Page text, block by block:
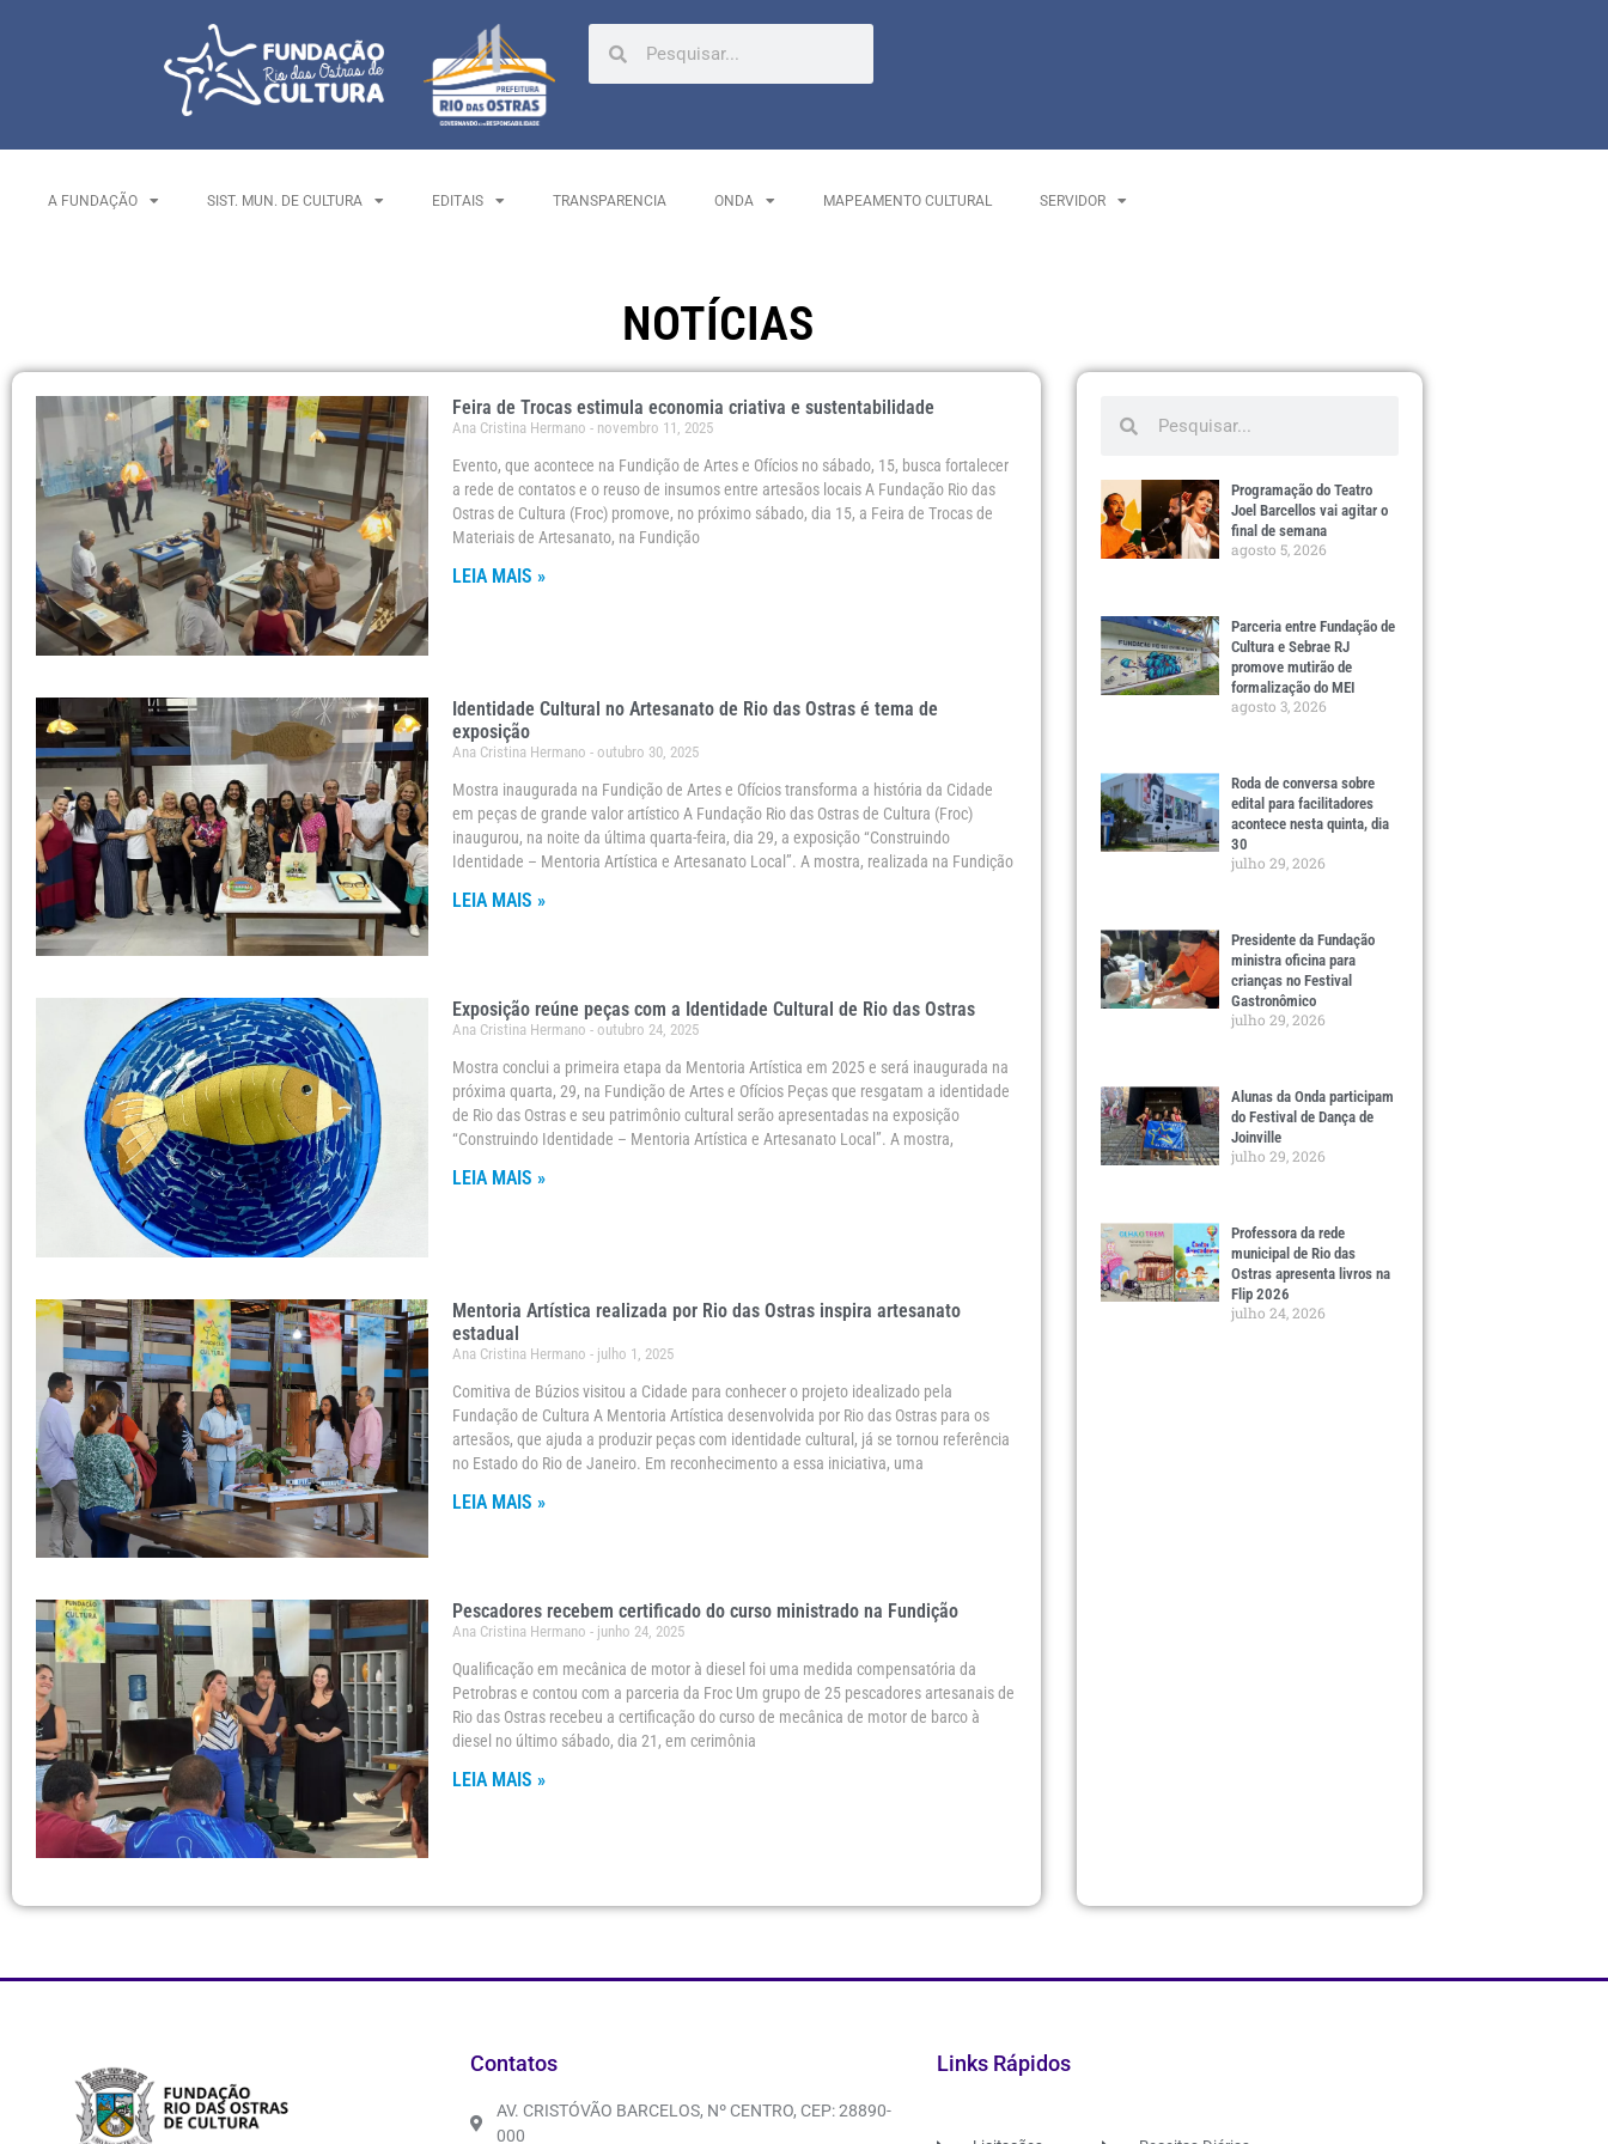
A FUNDAÇÃO SIST. MUN. DE CULTURA EDITAIS TRANSPARENCIA ONDA MAPEAMENTO CULTURAL SERVIDOR
NOTÍCIAS
Feira de Trocas estimula economia criativa e sustentabilidade
Ana Cristina Hermano novembro 11, 2025
Evento, que acontece na Fundição de Artes e Ofícios no sábado, 15, busca fortalecer
a rede de contatos e o reuso de insumos entre artesãos locais A Fundação Rio das
Ostras de Cultura (Froc) promove, no próximo sábado, dia 15, a Feira de Trocas de
Materiais de Artesanato, na Fundição
LEIA MAIS »
Identidade Cultural no Artesanato de Rio das Ostras é tema de
exposição
Ana Cristina Hermano outubro 30, 2025
Mostra inaugurada na Fundição de Artes e Ofícios transforma a história da Cidade
em peças de grande valor artístico A Fundação Rio das Ostras de Cultura (Froc)
inaugurou, na noite da última quarta-feira, dia 29, a exposição “Construindo
Identidade – Mentoria Artística e Artesanato Local”. A mostra, realizada na Fundição
LEIA MAIS »
Exposição reúne peças com a Identidade Cultural de Rio das Ostras
Ana Cristina Hermano outubro 24, 2025
Mostra conclui a primeira etapa da Mentoria Artística em 2025 e será inaugurada na
próxima quarta, 29, na Fundição de Artes e Ofícios Peças que resgatam a identidade
de Rio das Ostras e seu patrimônio cultural serão apresentadas na exposição
“Construindo Identidade – Mentoria Artística e Artesanato Local”. A mostra,
LEIA MAIS »
Mentoria Artística realizada por Rio das Ostras inspira artesanato
estadual
Ana Cristina Hermano julho 1, 2025
Comitiva de Búzios visitou a Cidade para conhecer o projeto idealizado pela
Fundação de Cultura A Mentoria Artística desenvolvida por Rio das Ostras para os
artesãos, que ajuda a produzir peças com identidade cultural, já se tornou referência
no Estado do Rio de Janeiro. Em reconhecimento a essa iniciativa, uma
LEIA MAIS »
Pescadores recebem certificado do curso ministrado na Fundição
Ana Cristina Hermano junho 24, 2025
Qualificação em mecânica de motor à diesel foi uma medida compensatória da
Petrobras e contou com a parceria da Froc Um grupo de 25 pescadores artesanais de
Rio das Ostras recebeu a certificação do curso de mecânica de motor de barco à
diesel no último sábado, dia 21, em cerimônia
LEIA MAIS »
Programação do Teatro
Joel Barcellos vai agitar o
final de semana
agosto 5, 2026
Parceria entre Fundação de
Cultura e Sebrae RJ
promove mutirão de
formalização do MEI
agosto 3, 2026
Roda de conversa sobre
edital para facilitadores
acontece nesta quinta, dia
30
julho 29, 2026
Presidente da Fundação
ministra oficina para
crianças no Festival
Gastronômico
julho 29, 2026
Alunas da Onda participam
do Festival de Dança de
Joinville
julho 29, 2026
Professora da rede
municipal de Rio das
Ostras apresenta livros na
Flip 2026
julho 24, 2026
Contatos
AV. CRISTÓVÃO BARCELOS, Nº CENTRO, CEP: 28890-
000
Links Rápidos